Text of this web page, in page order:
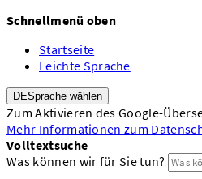
Schnellmenü oben
Startseite
Leichte Sprache
DE Sprache wählen
Zum Aktivieren des Google-
Mehr Informationen zum
Volltextsuche
Was können wir für Sie tun?